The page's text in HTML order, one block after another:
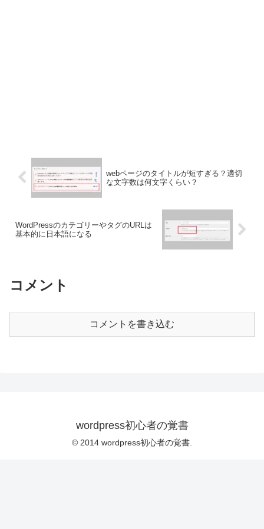
webページのタイトルが短すぎる？適切
な文字数は何文字くらい？
WordPressのカテゴリーやタグのURLは
基本的に日本語になる
コメント
コメントを書き込む
wordpress初心者の覚書
© 2014 wordpress初心者の覚書.